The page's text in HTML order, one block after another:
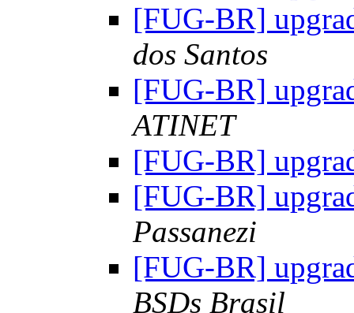
[FUG-BR]
dos Santos
[FUG-BR]
ATINET
[FUG-BR]
[FUG-BR]
Passanezi
[FUG-BR]
BSDs Brasil